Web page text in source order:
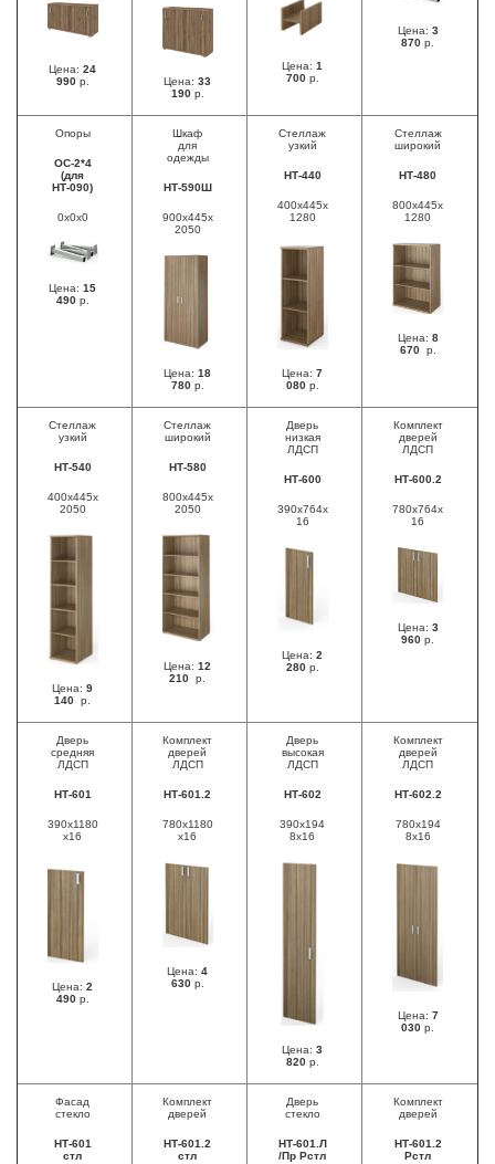
Цена: 24
990р. Цена: 33
190р.
Цена: 1
700р.
Цена: 3
870 р.
Опоры
ОС-2*4
(для
НТ-090)
0х0х0
Цена: 15
490р.
Шкаф
для
одежды
НТ-590Ш
900х445х
2050
Цена: 18
780р.
Стеллаж
узкий
НТ-440
400х445х
1280
Цена: 7
080р.
Стеллаж
широкий
НТ-480
800х445х
1280
Цена: 8
670 р.
Стеллаж
узкий
НТ-540
400х445х
2050
Цена: 9
140 р.
Стеллаж
широкий
НТ-580
800х445х
2050
Цена: 12
210 р.
Дверь
низкая
ЛДСП
НТ-600
390х764х
16
Цена: 2
280р.
Комплект
дверей
ЛДСП
НТ-600.2
780х764х
16
Цена: 3
960 р.
Дверь
средняя
ЛДСП
НТ-601
390х1180
х16
Цена: 2
490р.
Комплект
дверей
ЛДСП
НТ-601.2
780х1180
х16
Цена: 4
630р.
Дверь
высокая
ЛДСП
НТ-602
390х194
8х16
Цена: 3
820р.
Комплект
дверей
ЛДСП
НТ-602.2
780х194
8х16
Цена: 7
030 р.
Фасад
стекло
НТ-601
стл
Комплект
дверей
НТ-601.2
стл
Дверь
стекло
НТ-601.Л
/Пр Рстл
Комплект
дверей
НТ-601.2
Рстл